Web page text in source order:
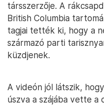
társszerzője. A
British Columbia
tagjai tették ki, hogy a
származó parti
küzdjenek.
A videón jól látszik,
úszva a szájába vette